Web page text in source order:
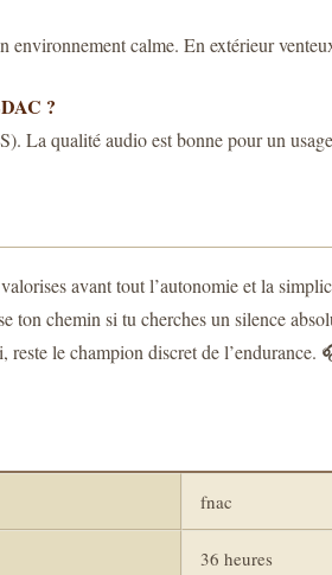
calme. En extérieur
?
qualité audio est bonne pour un
avant tout l’autonomie et la
ton chemin si tu cherches un silence
reste le champion discret de l’endurance.
fnac
36 heures